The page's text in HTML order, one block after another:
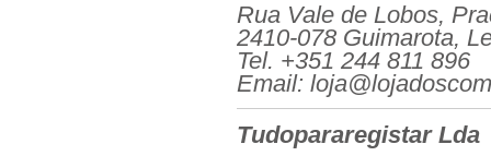
Rua Vale de Lobos,
2410-078 Guimarota,
Tel. +351 244 811 896
Email:
Tudopararegistar Lda